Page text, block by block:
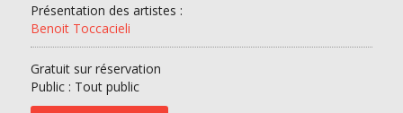
Présentation des artistes :
Benoit Toccacieli
Gratuit sur réservation
Public : Tout public